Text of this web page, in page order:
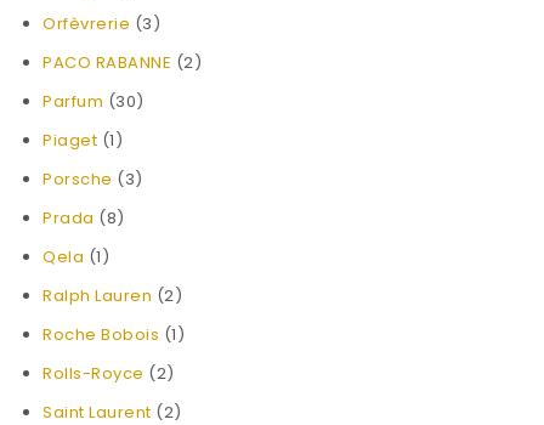
Orfèvrerie (3)
PACO RABANNE (2)
Parfum (30)
Piaget (1)
Porsche (3)
Prada (8)
Qela (1)
Ralph Lauren (2)
Roche Bobois (1)
Rolls-Royce (2)
Saint Laurent (2)